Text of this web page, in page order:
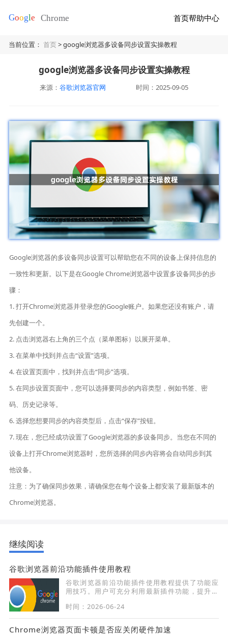
首页帮助中心
当前位置：首页> google浏览器多设备同步设置实操教程
google浏览器多设备同步设置实操教程
来源： 谷歌浏览器官网 时间：2025-09-05
Google浏览器的多设备同步设置可以帮助您在不同的设备上保持信息的
一致性和更新。以下是在Google Chrome浏览器中设置多设备同步的步
骤：
1. 打开Chrome浏览器并登录您的Google账户。如果您还没有账户，请
先创建一个。
2. 点击浏览器右上角的三个点（菜单图标）以展开菜单。
3. 在菜单中找到并点击“设置”选项。
4. 在设置页面中，找到并点击“同步”选项。
5. 在同步设置页面中，您可以选择要同步的内容类型，例如书签、密
码、历史记录等。
6. 选择您想要同步的内容类型后，点击“保存”按钮。
7. 现在，您已经成功设置了Google浏览器的多设备同步。当您在不同的
设备上打开Chrome浏览器时，您所选择的同步内容将会自动同步到其
他设备。
注意：为了确保同步效果，请确保您在每个设备上都安装了最新版本的
Chrome浏览器。
继续阅读
谷歌浏览器前沿功能插件使用教程
谷歌浏览器前沿功能插件使用教程提供了功能应
用技巧。用户可充分利用最新插件功能，提升浏
时间：2026-06-24
Chrome浏览器页面卡顿是否应关闭硬件加速